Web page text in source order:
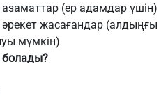
азаматтар (ер адамдар үшін)
жасағандар (алдыңғы
мүмкін)
болады?